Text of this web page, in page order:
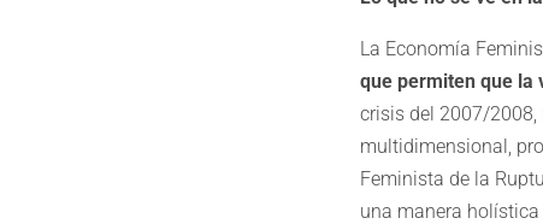
La Economía
que permiten que la
crisis del 2007/2008,
multidimensional,
Feminista de la
una manera